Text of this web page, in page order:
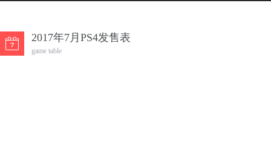
2017年7月PS4发售表
game table